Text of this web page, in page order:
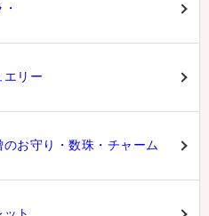
エリー
お守り・数珠・チャーム